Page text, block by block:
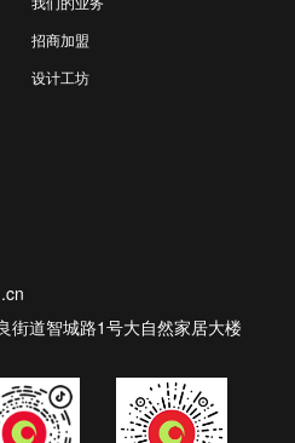
招商加盟
设计工坊
街道智城路1号大自然家居大楼